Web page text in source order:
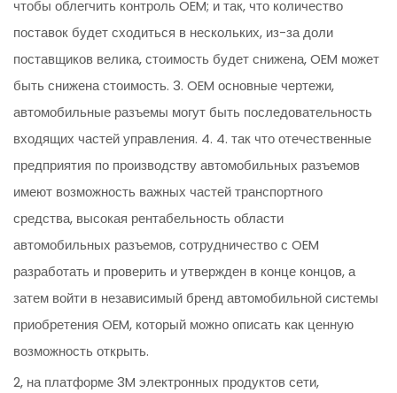
чтобы облегчить контроль OEM; и так, что количество
поставок будет сходиться в нескольких, из-за доли
поставщиков велика, стоимость будет снижена, OEM может
быть снижена стоимость. 3. OEM основные чертежи,
автомобильные разъемы могут быть последовательность
входящих частей управления. 4. 4. так что отечественные
предприятия по производству автомобильных разъемов
имеют возможность важных частей транспортного
средства, высокая рентабельность области
автомобильных разъемов, сотрудничество с OEM
разработать и проверить и утвержден в конце концов, а
затем войти в независимый бренд автомобильной системы
приобретения OEM, который можно описать как ценную
возможность открыть.
2, на платформе 3M электронных продуктов сети,